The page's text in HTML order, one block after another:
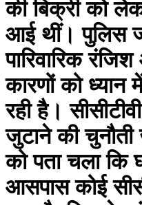
की बिक्री को
आई थीं। पुलिस
पारिवारिक
कारणों को
रही है।
जुटाने की चुनौती
को पता चला
आसपास कोई